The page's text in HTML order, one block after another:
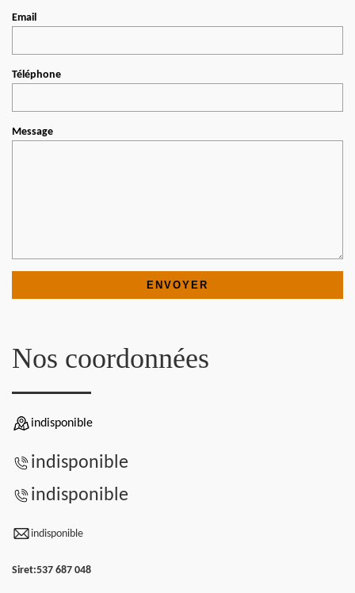
Email
Téléphone
Message
Nos coordonnées
indisponible
indisponible
indisponible
indisponible
Siret:537 687 048